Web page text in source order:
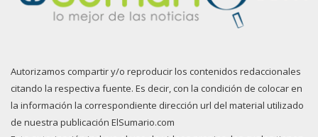
Autorizamos compartir y/o reproducir los contenidos redaccionales
citando la respectiva fuente. Es decir, con la condición de colocar en
la información la correspondiente dirección url del material utilizado
de nuestra publicación ElSumario.com